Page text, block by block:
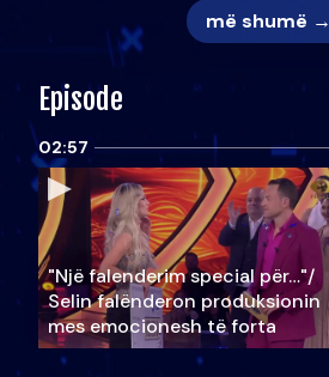
më shumë →
Episode
02:57
"Një falenderim special për…"/
Selin falënderon produksionin
mes emocionesh të forta